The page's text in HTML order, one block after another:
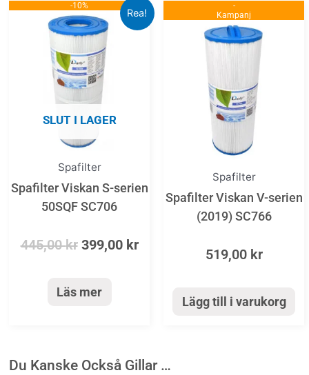
Rea!
-10%
SLUT I LAGER
Spafilter
Spafilter Viskan S-serien
50SQF SC706
445,00kr
Det
ursprungliga
priset
var:
445,00 kr.
399,00 kr
Det
nuvarande
Läs mer
-
Kampanj
Spafilter
Spafilter Viskan V-serien
(2019) SC766
519,00 kr
Lägg till i varukorg
Du Kanske Också Gillar …